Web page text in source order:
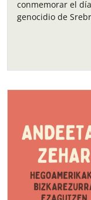
conmemorar el
genocidio de